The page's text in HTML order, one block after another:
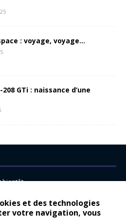
et des technologies
votre navigation, vous
: voyage, voyage…
GTi : naissance d’une
bientôt…
pour Citroën